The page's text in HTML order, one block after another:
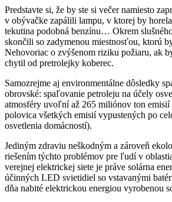
Predstavte si, že by ste si večer namiesto
v obývačke zapálili lampu, v ktorej by
tekutina podobná benzínu… Okrem
skončili so zadymenou miestnosťou, ktorú
Nehovoriac o zvýšenom riziku požiaru, ak
chytil od pretrolejky koberec.
Samozrejme aj environmentálne dôsledky
obrovské: spaľovanie petroleju na účely
atmosféry uvoľní až 265 miliónov ton
polovica všetkých emisií vypustených po
osvetlenia domácností).
Jediným zdraviu neškodným a zároveň
riešením týchto problémov pre ľudí v
verejnej elektrickej siete je práve solárna
účinných LED svietidiel so vstavanými
dňa nabité elektrickou energiou vyrobenou